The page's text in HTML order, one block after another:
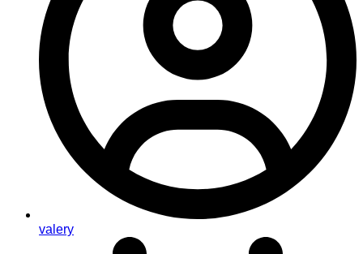
valery